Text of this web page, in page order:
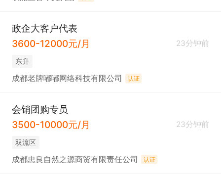
政企大客户代表
3600-12000元/月
23分钟前
东升
成都老牌嘟嘟网络科技有限公司 认证
会销团购专员
3500-10000元/月
23分钟前
双流区
成都忠良自然之源商贸有限责任公司 认证